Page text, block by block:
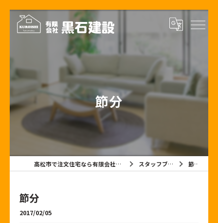
節分
高松市で注文住宅なら有限会社黒石建設 スタッフブログ 節分
節分
2017/02/05